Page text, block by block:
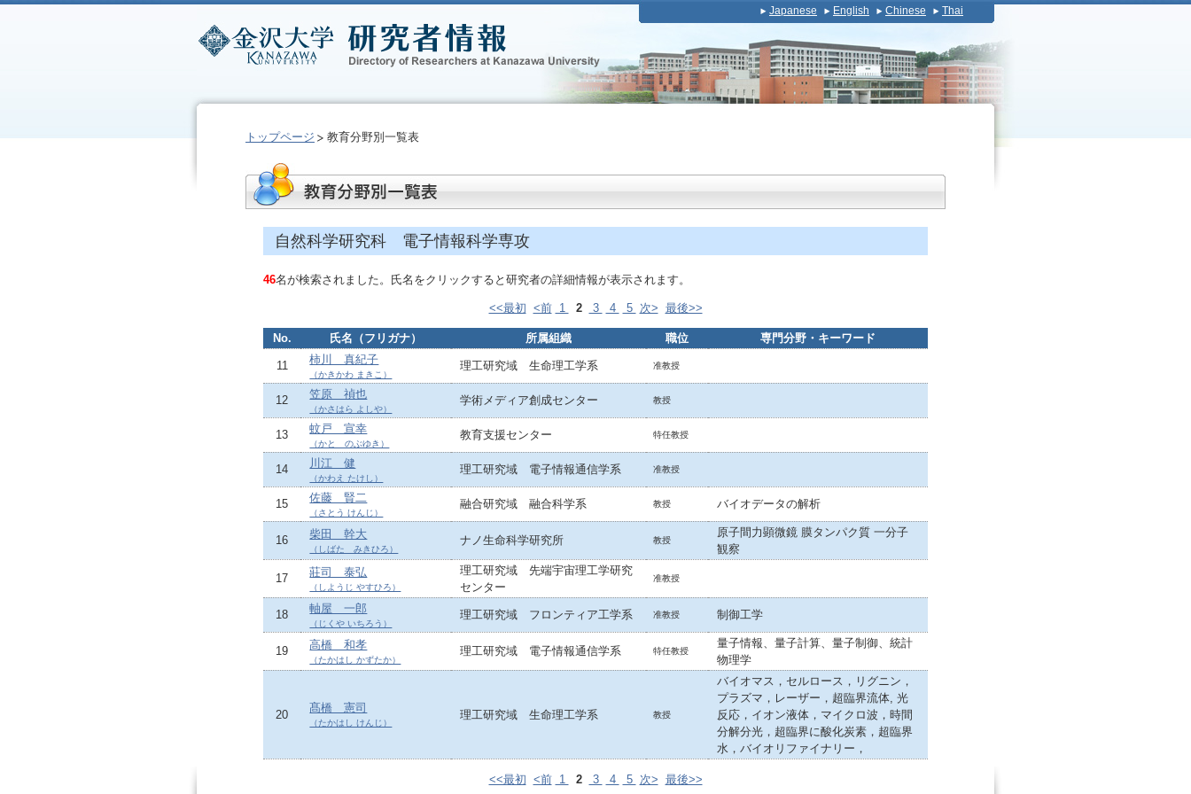
Japanese English Chinese Thai
トップページ 教育分野別一覧表
自然科学研究科 電子情報科学専攻
46名が検索されました。氏名をクリックすると研究者の詳細情報が表示されます。
<<最初 <前 1 2 3 4 5 次> 最後>>
No. 氏名（フリガナ） 所属組織 職位 専門分野・キーワード
11 柿川 真紀子
（かきかわ まきこ）
理工研究域 生命理工学系 准教授
12 笠原 禎也
（かさはら よしや）
学術メディア創成センター 教授
13 蚊戸 宣幸
（かと のぶゆき）
教育支援センター 特任教授
14 川江 健
（かわえ たけし）
理工研究域 電子情報通信学系 准教授
15 佐藤 賢二
（さとう けんじ）
融合研究域 融合科学系 教授 バイオデータの解析
16 柴田 幹大
（しばた みきひろ）
ナノ生命科学研究所 教授
原子間力顕微鏡 膜タンパク質 一分子
観察
17 莊司 泰弘
（しようじ やすひろ）
理工研究域 先端宇宙理工学研究
センター
准教授
18 軸屋 一郎
（じくや いちろう）
理工研究域 フロンティア工学系 准教授 制御工学
19 高橋 和孝
（たかはし かずたか）
理工研究域 電子情報通信学系 特任教授
量子情報、量子計算、量子制御、統計
物理学
20
髙橋 憲司
（たかはし けんじ）
理工研究域 生命理工学系 教授
バイオマス，セルロース，リグニン，
プラズマ，レーザー，超臨界流体, 光
反応，イオン液体，マイクロ波，時間
分解分光，超臨界に酸化炭素，超臨界
水，バイオリファイナリー，
<<最初 <前 1 2 3 4 5 次> 最後>>